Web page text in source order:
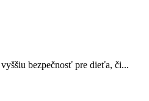
bezpečnosť pre dieťa, či...